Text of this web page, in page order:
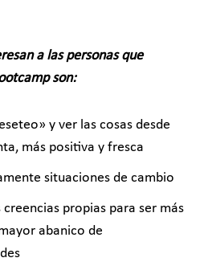
a las personas que
son:
y ver las cosas desde
más positiva y fresca
situaciones de cambio
propias para ser más
abanico de